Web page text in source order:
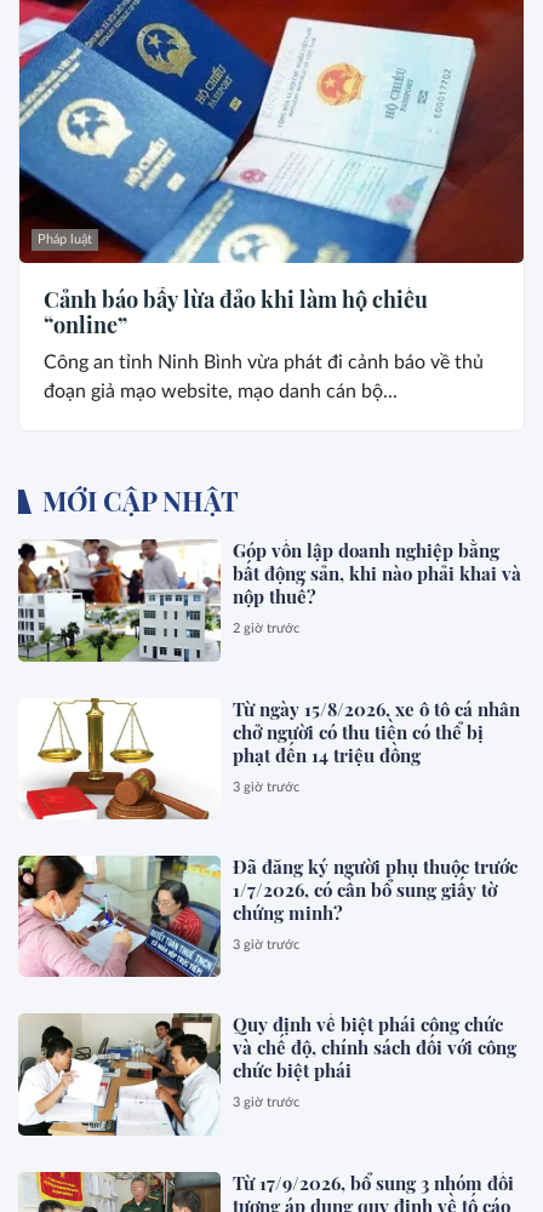
Pháp luật
Cảnh báo bẫy lừa đảo khi làm hộ chiếu
“online”
Công an tỉnh Ninh Bình vừa phát đi cảnh báo về thủ
đoạn giả mạo website, mạo danh cán bộ...
MỚI CẬP NHẬT
Góp vốn lập doanh nghiệp bằng
bất động sản, khi nào phải khai và
nộp thuế?
2 giờ trước
Từ ngày 15/8/2026, xe ô tô cá nhân
chở người có thu tiền có thể bị
phạt đến 14 triệu đồng
3 giờ trước
Đã đăng ký người phụ thuộc trước
1/7/2026, có cần bổ sung giấy tờ
chứng minh?
3 giờ trước
Quy định về biệt phái công chức
và chế độ, chính sách đối với công
chức biệt phái
3 giờ trước
Từ 17/9/2026, bổ sung 3 nhóm đối
tượng áp dụng quy định về tố cáo